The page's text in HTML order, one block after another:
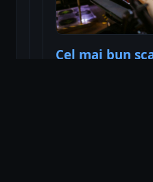
Cel mai bun